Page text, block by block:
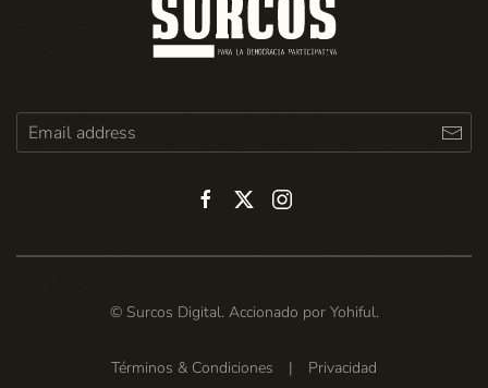
© Surcos Digital. Accionado por Yohiful.
Términos & Condiciones | Privacidad